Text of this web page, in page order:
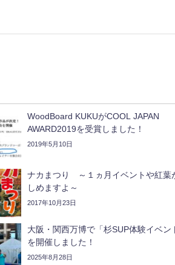
WoodBoard KUKUがCOOL JAPAN
AWARD2019を受賞しました！
2019年5月10日
ナカまつり ～１ヵ月イベントや紅葉
しめますよ～
2017年10月23日
大阪・関西万博で「杉SUP体験イベン
を開催しました！
2025年8月28日